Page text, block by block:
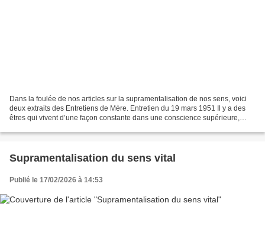
Dans la foulée de nos articles sur la supramentalisation de nos sens, voici
deux extraits des Entretiens de Mère. Entretien du 19 mars 1951 Il y a des
êtres qui vivent d’une façon constante dans une conscience supérieure,
Supramentalisation du sens vital
Publié le 17/02/2026 à 14:53